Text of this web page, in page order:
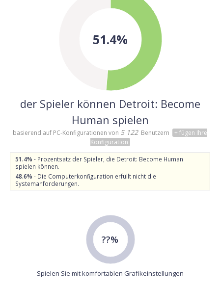
51.4%
der Spieler können Detroit: Become
Human spielen
basierend auf PC-Konfigurationen von 5 122 Benutzern
+ fügen Ihre
Konfiguration
51.4% - Prozentsatz der Spieler, die Detroit: Become Human
spielen können.
48.6% - Die Computerkonfiguration erfüllt nicht die
Systemanforderungen.
??%
Spielen Sie mit komfortablen Grafikeinstellungen